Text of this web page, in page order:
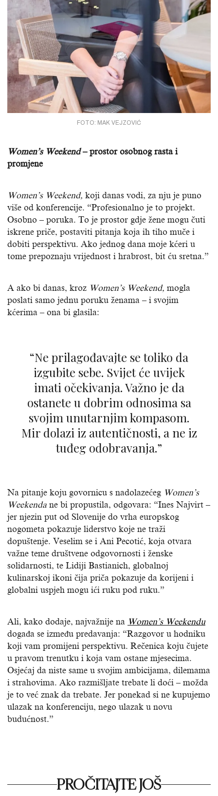
FOTO: MAK VEJZOVIĆ
Women’s Weekend– prostor osobnog rasta i
promjene
Women’s Weekend, koji danas vodi, za nju je puno
više od konferencije. “Profesionalno je to projekt.
Osobno – poruka. To je prostor gdje žene mogu čuti
iskrene priče, postaviti pitanja koja ih tiho muče i
dobiti perspektivu. Ako jednog dana moje kćeri u
tome prepoznaju vrijednost i hrabrost, bit ću sretna.”
A ako bi danas, kroz Women’s Weekend, mogla
poslati samo jednu poruku ženama – i svojim
kćerima – ona bi glasila:
“Ne prilagođavajte se toliko da
izgubite sebe. Svijet će uvijek
imati očekivanja. Važno je da
ostanete u dobrim odnosima sa
svojim unutarnjim kompasom.
Mir dolazi iz autentičnosti, a ne iz
tuđeg odobravanja.”
Na pitanje koju govornicu s nadolazećeg Women’s
Weekenda ne bi propustila, odgovara: “Ines Najvirt –
jer njezin put od Slovenije do vrha europskog
nogometa pokazuje liderstvo koje ne traži
dopuštenje. Veselim se i Ani Pecotić, koja otvara
važne teme društvene odgovornosti i ženske
solidarnosti, te Lidiji Bastianich, globalnoj
kulinarskoj ikoni čija priča pokazuje da korijeni i
globalni uspjeh mogu ići ruku pod ruku.”
Ali, kako dodaje, najvažnije na Women’s Weekendu
događa se između predavanja: “Razgovor u hodniku
koji vam promijeni perspektivu. Rečenica koju čujete
u pravom trenutku i koja vam ostane mjesecima.
Osjećaj da niste same u svojim ambicijama, dilemama
i strahovima. Ako razmišljate trebate li doći – možda
je to već znak da trebate. Jer ponekad si ne kupujemo
ulazak na konferenciju, nego ulazak u novu
budućnost.”
PROČITAJTE JOŠ